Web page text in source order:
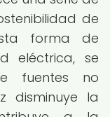
de
forma de
eléctrica, se
fuentes no
disminuye la